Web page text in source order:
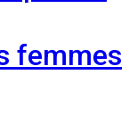
femmes